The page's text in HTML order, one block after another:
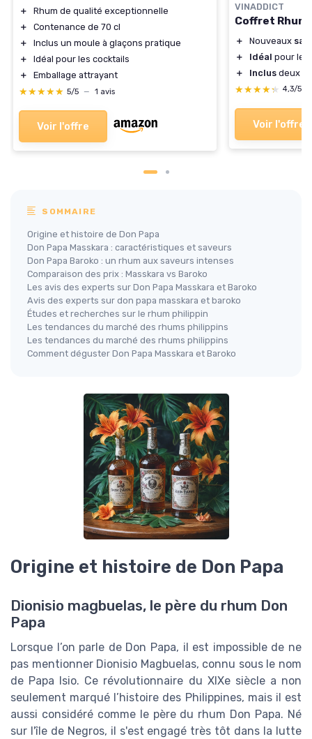
＋
Rhum de qualité exceptionnelle
＋
Contenance de 70 cl
＋
Inclus un moule à glaçons pratique
＋
Idéal pour les cocktails
＋
Emballage attrayant
★★★★★
★★★★★ 5/5 — 1 avis
Voir l'offre
VINADDICT
Coffret
＋ Nouveaux
＋
Idéal pour les
＋
Inclus deux
★★★★★
★★★★★ 4,3/5
Voir l'offre
SOMMAIRE
Origine et histoire de Don Papa
Don Papa Masskara : caractéristiques et saveurs
Don Papa Baroko : un rhum aux saveurs intenses
Comparaison des prix : Masskara vs Baroko
Les avis des experts sur Don Papa Masskara et Baroko
Avis des experts sur don papa masskara et baroko
Études et recherches sur le rhum philippin
Les tendances du marché des rhums philippins
Les tendances du marché des rhums philippins
Comment déguster Don Papa Masskara et Baroko
Origine et histoire de Don Papa
Dionisio magbuelas, le père du rhum Don
Papa
Lorsque l’on parle de Don Papa, il est impossible de ne
pas mentionner Dionisio Magbuelas, connu sous le nom
de Papa Isio. Ce révolutionnaire du XIXe siècle a non
seulement marqué l’histoire des Philippines, mais il est
aussi considéré comme le père du rhum Don Papa. Né
sur l'île de Negros, il s'est engagé très tôt dans la lutte